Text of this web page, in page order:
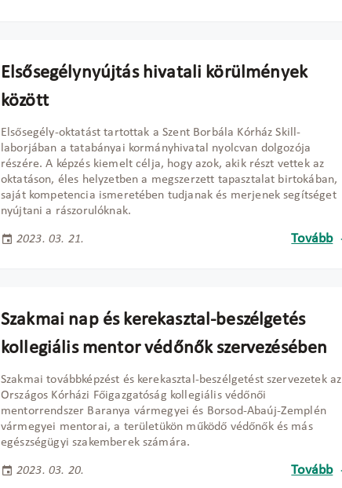
Elsősegélynyújtás hivatali körülmények
között
Elsősegély-oktatást tartottak a Szent Borbála Kórház Skill-
laborjában a tatabányai kormányhivatal nyolcvan dolgozója
részére. A képzés kiemelt célja, hogy azok, akik részt vettek az
oktatáson, éles helyzetben a megszerzett tapasztalat birtokában,
saját kompetencia ismeretében tudjanak és merjenek segítséget
nyújtani a rászorulóknak.
2023. 03. 21. Tovább
Szakmai nap és kerekasztal-beszélgetés
kollegiális mentor védőnők szervezésében
Szakmai továbbképzést és kerekasztal-beszélgetést szervezetek az
Országos Kórházi Főigazgatóság kollegiális védőnői
mentorrendszer Baranya vármegyei és Borsod-Abaúj-Zemplén
vármegyei mentorai, a területükön működő védőnők és más
egészségügyi szakemberek számára.
2023. 03. 20. Tovább